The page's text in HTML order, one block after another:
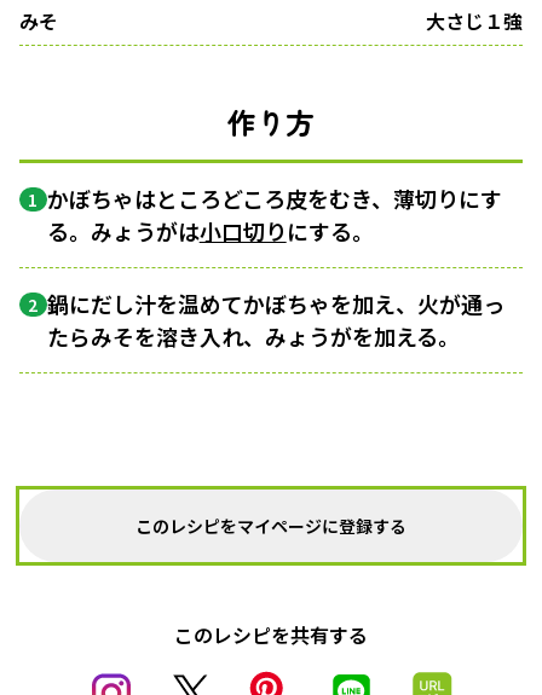
みそ
大さじ１強
作り方
1 かぼちゃはところどころ皮をむき、薄切りにす
る。みょうがは小口切りにする。
2 鍋にだし汁を温めてかぼちゃを加え、火が通っ
たらみそを溶き入れ、みょうがを加える。
このレシピをマイページに登録する
このレシピを共有する